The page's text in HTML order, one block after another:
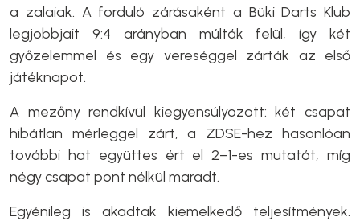
a zalaiak. A forduló zárásaként a Büki Darts Klub
legjobbjait 9:4 arányban múlták felül, így két
győzelemmel és egy vereséggel zárták az első
játéknapot.
A mezőny rendkívül kiegyensúlyozott: két csapat
hibátlan mérleggel zárt, a ZDSE-hez hasonlóan
további hat együttes ért el 2–1-es mutatót, míg
négy csapat pont nélkül maradt.
Egyénileg is akadtak kiemelkedő teljesítmények.